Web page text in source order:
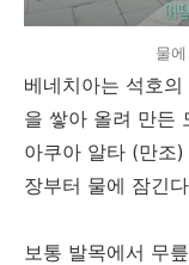
물
베네치아는 석호
을 쌓아 올려 만든
아쿠아 알타 (만조
장부터 물에 잠긴
보통 발목에서 무